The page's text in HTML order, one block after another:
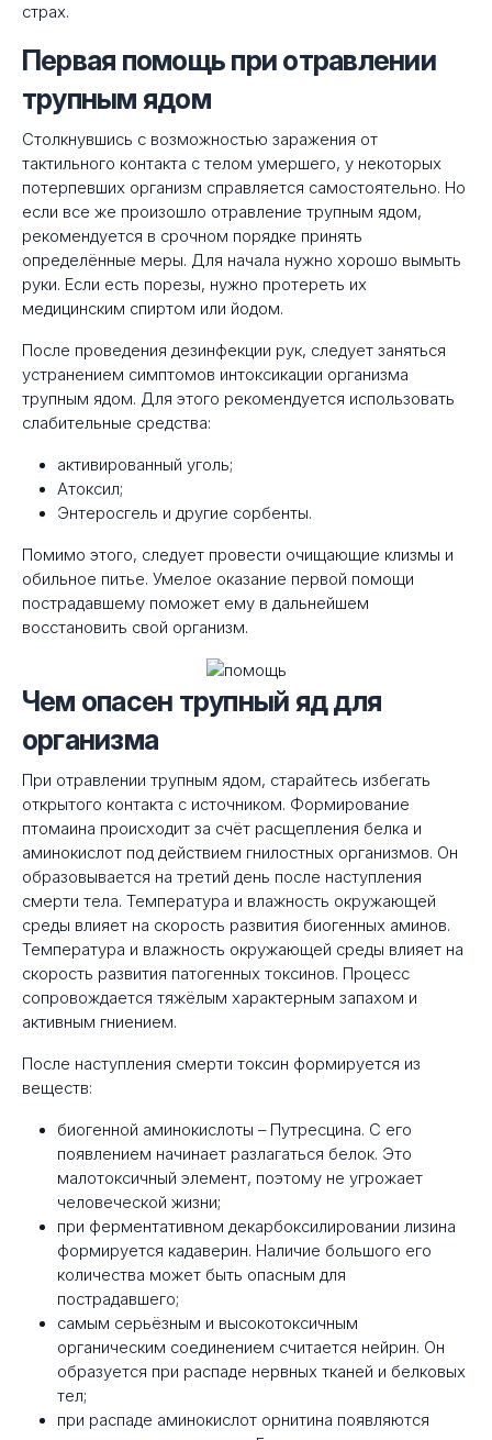
страх.
Первая помощь при отравлении
трупным ядом
Столкнувшись с возможностью заражения от
тактильного контакта с телом умершего, у некоторых
потерпевших организм справляется самостоятельно. Но
если все же произошло отравление трупным ядом,
рекомендуется в срочном порядке принять
определённые меры. Для начала нужно хорошо вымыть
руки. Если есть порезы, нужно протереть их
медицинским спиртом или йодом.
После проведения дезинфекции рук, следует заняться
устранением симптомов интоксикации организма
трупным ядом. Для этого рекомендуется использовать
слабительные средства:
активированный уголь;
Атоксил;
Энтеросгель и другие сорбенты.
Помимо этого, следует провести очищающие клизмы и
обильное питье. Умелое оказание первой помощи
пострадавшему поможет ему в дальнейшем
восстановить свой организм.
Чем опасен трупный яд для
организма
При отравлении трупным ядом, старайтесь избегать
открытого контакта с источником. Формирование
птомаина происходит за счёт расщепления белка и
аминокислот под действием гнилостных организмов. Он
образовывается на третий день после наступления
смерти тела. Температура и влажность окружающей
среды влияет на скорость развития биогенных аминов.
Температура и влажность окружающей среды влияет на
скорость развития патогенных токсинов. Процесс
сопровождается тяжёлым характерным запахом и
активным гниением.
После наступления смерти токсин формируется из
веществ:
биогенной аминокислоты – Путресцина. С его
появлением начинает разлагаться белок. Это
малотоксичный элемент, поэтому не угрожает
человеческой жизни;
при ферментативном декарбоксилировании лизина
формируется кадаверин. Наличие большого его
количества может быть опасным для
пострадавшего;
самым серьёзным и высокотоксичным
органическим соединением считается нейрин. Он
образуется при распаде нервных тканей и белковых
тел;
при распаде аминокислот орнитина появляются